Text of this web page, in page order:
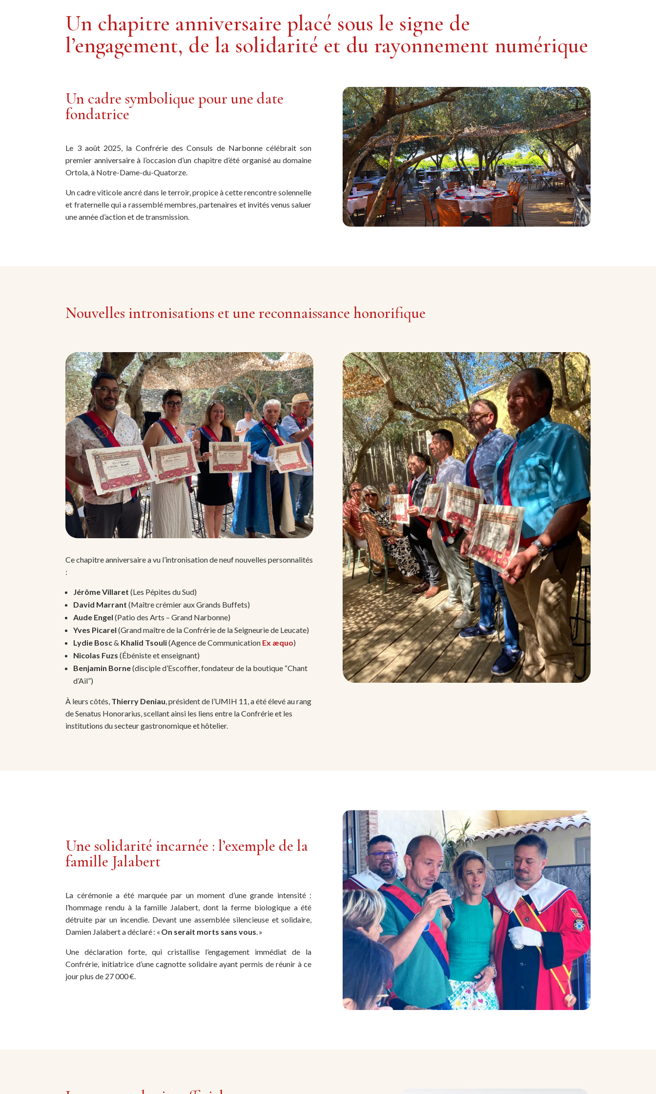
Un chapitre anniversaire placé sous le signe de
l’engagement, de la solidarité et du rayonnement numérique
Un cadre symbolique pour une date
fondatrice
Le 3 août 2025, la Confrérie des Consuls de Narbonne célébrait son
premier anniversaire à l’occasion d’un chapitre d’été organisé au domaine
Ortola, à Notre-Dame-du-Quatorze.
Un cadre viticole ancré dans le terroir, propice à cette rencontre solennelle
et fraternelle qui a rassemblé membres, partenaires et invités venus saluer
une année d’action et de transmission.
Nouvelles intronisations et une reconnaissance honorifique
Ce chapitre anniversaire a vu l’intronisation de neuf nouvelles personnalités
:
Jérôme Villaret (Les Pépites du Sud)
David Marrant (Maître crémier aux Grands Buffets)
Aude Engel (Patio des Arts – Grand Narbonne)
Yves Picarel (Grand maître de la Confrérie de la Seigneurie de Leucate)
Lydie Bosc& Khalid Tsouli(Agence de Communication Ex æquo)
Nicolas Fuzs (Ébéniste et enseignant)
Benjamin Borne(disciple d’Escoffier, fondateur de la boutique “Chant
d’Ail”)
À leurs côtés, Thierry Deniau , président de l’UMIH 11, a été élevé au rang
de Senatus Honorarius, scellant ainsi les liens entre la Confrérie et les
institutions du secteur gastronomique et hôtelier.
Une solidarité incarnée : l’exemple de la
famille Jalabert
La cérémonie a été marquée par un moment d’une grande intensité :
l’hommage rendu à la famille Jalabert, dont la ferme biologique a été
détruite par un incendie. Devant une assemblée silencieuse et solidaire,
Damien Jalabert a déclaré : « On serait morts sans vous. »
Une déclaration forte, qui cristallise l’engagement immédiat de la
Confrérie, initiatrice d’une cagnotte solidaire ayant permis de réunir à ce
jour plus de 27 000 €.